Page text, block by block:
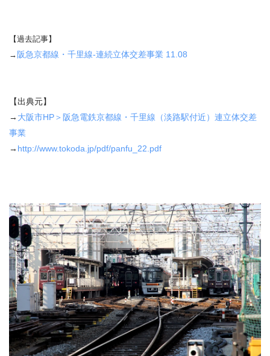
【過去記事】
→ 阪急京都線・千里線-連続立体交差事業 11.08
【出典元】
→ 大阪市HP＞阪急電鉄京都線・千里線（淡路駅付近）連立体交差
事業
→ http://www.tokoda.jp/pdf/panfu_22.pdf